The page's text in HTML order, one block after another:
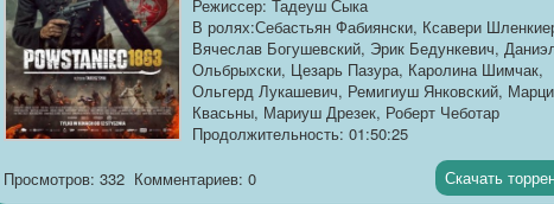
Режиссер: Тадеуш Сыка
В ролях:Себастьян Фабиянски, Ксавери
Вячеслав Богушевский, Эрик Бедункевич,
Ольбрыхски, Цезарь Пазура, Каролина Шимчак,
Ольгерд Лукашевич, Ремигиуш Янковский,
Квасьны, Мариуш Дрезек, Роберт Чеботар
Продолжительность: 01:50:25
Профессиональный многоголосый
["Синема УС"]
Просмотров: 332 Комментариев: 0 Скачать